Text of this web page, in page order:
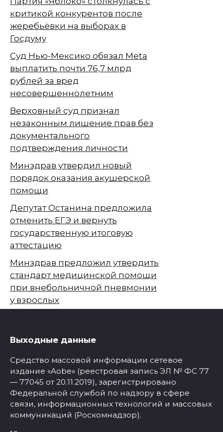
критикой конкурентов после
жеребьёвки на выборах в
Госдуму
Суд Нью-Мексико обязал Meta
выплатить почти 76,7 млрд
рублей за вред
несовершеннолетним
Верховный суд признал
незаконным лишение прав без
документального
подтверждения личности
Минздрав утвердил новый
порядок оказания акушерской
помощи
Депутат Останина предложила
отменить ЕГЭ и вернуть
государственную итоговую
аттестацию
Минздрав предложил утвердить
стандарт медицинской помощи
при внебольничной пневмонии
у взрослых
Выходные данные
Средство массовой информации сетевое
издание «Aobe» (реестровая запись ЭЛ № ФС 77
— 77045 от 20.11.2019), зарегистрировано
Федеральной службой по надзору в сфере
связи, информационных технологий и массовых
коммуникаций (Роскомнадзор).